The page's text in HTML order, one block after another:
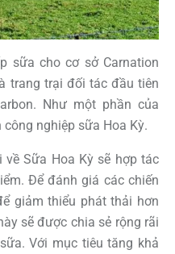
sữa cho cơ sở Carnation
trang trại đối tác đầu tiên
Như một phần của
nghiệp sữa Hoa Kỳ.
về Sữa Hoa Kỳ sẽ hợp tác
Để đánh giá các chiến
giảm thiểu phát thải hơn
sẽ được chia sẻ rộng rãi
Với mục tiêu tăng khả